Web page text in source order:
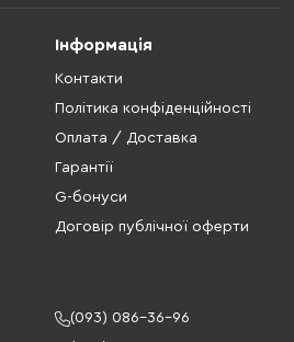
Інформація
Контакти
Політика конфіденційності
Оплата / Доставка
Гарантії
G-бонуси
Договір публічної оферти
(093) 086-36-96